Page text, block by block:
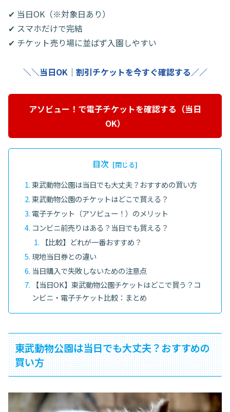
✔ 当日OK（※対象日あり）
✔ スマホだけで完結
✔ チケット売り場に並ばず入園しやすい
＼＼当日OK｜割引チケットを今すぐ確認する／／
アソビュー！で電子チケットを確認する（当日
OK）
目次
東武動物公園は当日でも大丈夫？おすすめの買い方
東武動物公園のチケットはどこで買える？
電子チケット（アソビュー！）のメリット
コンビニ前売りはある？当日でも買える？
【比較】どれが一番おすすめ？
現地当日券との違い
当日購入で失敗しないための注意点
【当日OK】東武動物公園チケットはどこで買う？コ
ンビニ・電子チケット比較：まとめ
東武動物公園は当日でも大丈夫？おすすめの
買い方